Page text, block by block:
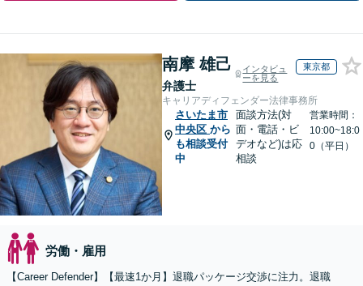
南摩 雄己
弁護士
インタビュ
ーを見る
東京都
キャリアディフェンダー法律事務所
さいたま市
中央区 から
も相談受付
中
面談方法(対
面・電話・ビ
デオなど)は応
相談
営業時間：
10:00~18:0
0（平日）
労働・雇用
【Career Defender】【最速1か月】退職パッケージ交渉に注力。退職